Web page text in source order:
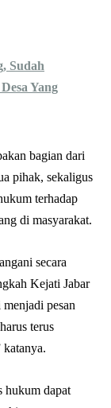
Sudah
Yang
bagian dari
pihak, sekaligus
terhadap
di masyarakat.
secara
Kejati Jabar
pesan
terus
hukum dapat